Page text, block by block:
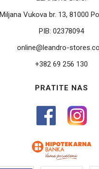
Miljana Vukova br. 13, 81000
PIB:02378094
online@leandro-
+382 69 256 130
PRATITE NAS